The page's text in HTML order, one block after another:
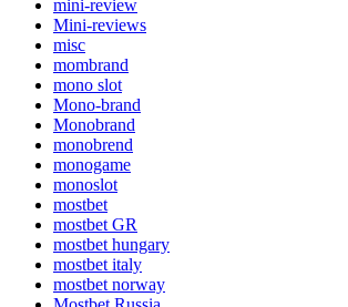
mini-review
Mini-reviews
misc
mombrand
mono slot
Mono-brand
Monobrand
monobrend
monogame
monoslot
mostbet
mostbet GR
mostbet hungary
mostbet italy
mostbet norway